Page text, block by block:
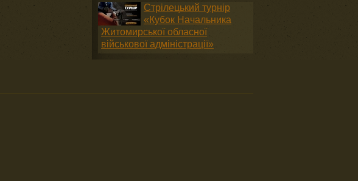
Стрілецький турнір
«Кубок Начальника
Житомирської обласної
військової адміністрації»